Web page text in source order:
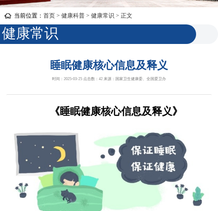
当前位置： 首页> 健康科普> 健康常识 > 正文
健康常识
睡眠健康核心信息及释义
时间：2025-03-25 点击数： 42 来源：国家卫生健康委、全国爱卫办
《睡眠健康核心信息及释义》